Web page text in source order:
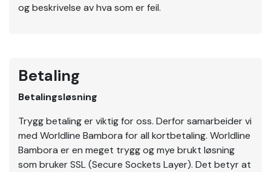
og beskrivelse av hva som er feil.
Betaling
Betalingsløsning
Trygg betaling er viktig for oss. Derfor samarbeider vi
med Worldline Bambora for all kortbetaling. Worldline
Bambora er en meget trygg og mye brukt løsning
som bruker SSL (Secure Sockets Layer). Det betyr at